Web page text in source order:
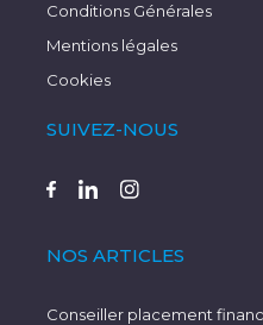
Conditions Générales
Mentions légales
Cookies
SUIVEZ-NOUS
NOS ARTICLES
Conseiller placement